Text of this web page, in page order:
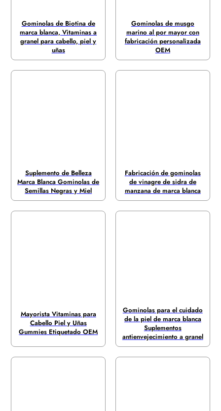
Gominolas de Biotina de
marca blanca, Vitaminas a
granel para cabello, piel y
uñas
Gominolas de musgo
marino al por mayor con
fabricación personalizada
OEM
Suplemento de Belleza
Marca Blanca Gominolas de
Semillas Negras y Miel
Fabricación de gominolas
de vinagre de sidra de
manzana de marca blanca
Mayorista Vitaminas para
Cabello Piel y Uñas
Gummies Etiquetado OEM
Gominolas para el cuidado
de la piel de marca blanca
Suplementos
antienvejecimiento a granel